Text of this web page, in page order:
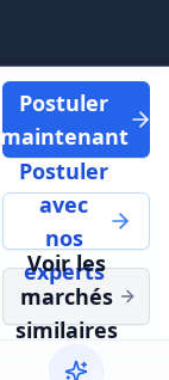
intérieures et
Lot10:
Postuler
maintenant
Postuler
avec
nos
experts
Voir les
marchés
similaires